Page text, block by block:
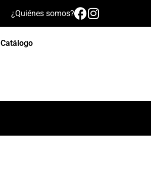
¿Quiénes somos?
Catálogo